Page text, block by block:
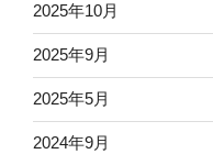
2025年10月
2025年9月
2025年5月
2024年9月